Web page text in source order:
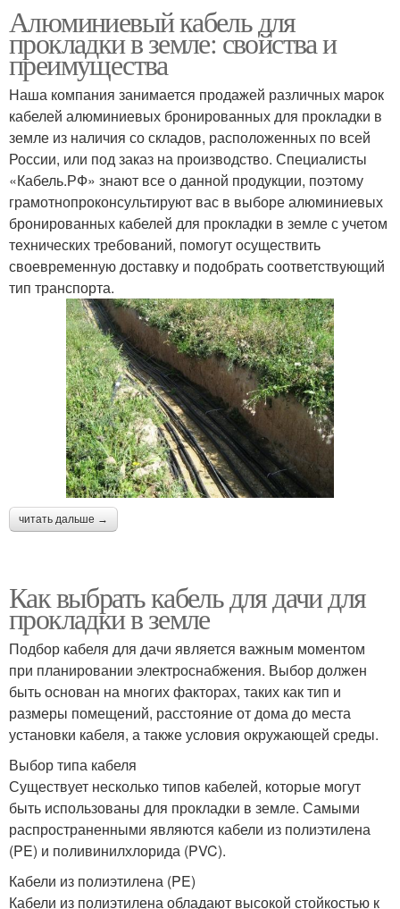
Алюминиевый кабель для
прокладки в земле: свойства и
преимущества
Наша компания занимается продажей различных марок
кабелей алюминиевых бронированных для прокладки в
земле из наличия со складов, расположенных по всей
России, или под заказ на производство. Специалисты
«Кабель.РФ» знают все о данной продукции, поэтому
грамотнопроконсультируют вас в выборе алюминиевых
бронированных кабелей для прокладки в земле с учетом
технических требований, помогут осуществить
своевременную доставку и подобрать соответствующий
тип транспорта.
читать дальше →
Как выбрать кабель для дачи для
прокладки в земле
Подбор кабеля для дачи является важным моментом
при планировании электроснабжения. Выбор должен
быть основан на многих факторах, таких как тип и
размеры помещений, расстояние от дома до места
установки кабеля, а также условия окружающей среды.
Выбор типа кабеля
Существует несколько типов кабелей, которые могут
быть использованы для прокладки в земле. Самыми
распространенными являются кабели из полиэтилена
(PE) и поливинилхлорида (PVC).
Кабели из полиэтилена (PE)
Кабели из полиэтилена обладают высокой стойкостью к